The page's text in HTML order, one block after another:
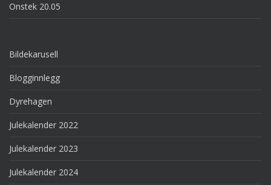
Onstek 20.05
Bildekarusell
Blogginnlegg
Dyrehagen
Julekalender 2022
Julekalender 2023
Julekalender 2024